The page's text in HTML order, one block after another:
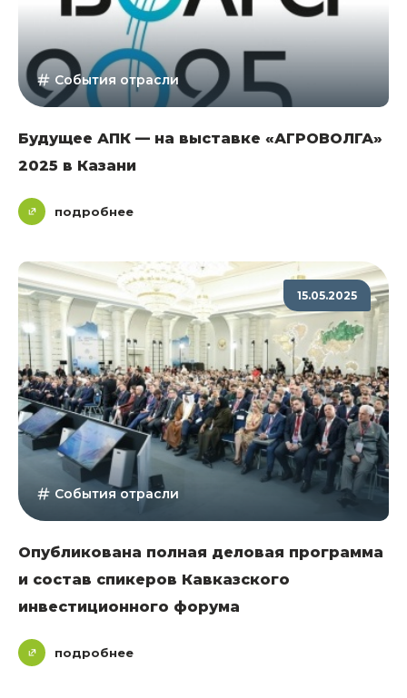
События отрасли
Будущее АПК — на выставке «АГРОВОЛГА»
2025 в Казани
подробнее
15.05.2025
События отрасли
Опубликована полная деловая программа
и состав спикеров Кавказского
инвестиционного форума
подробнее